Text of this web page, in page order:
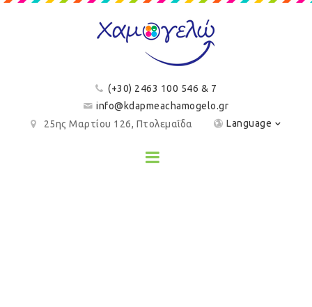
(+30) 2463 100 546 & 7
info@kdapmeachamogelo.gr
25ης Μαρτίου 126, Πτολεμαΐδα
Language